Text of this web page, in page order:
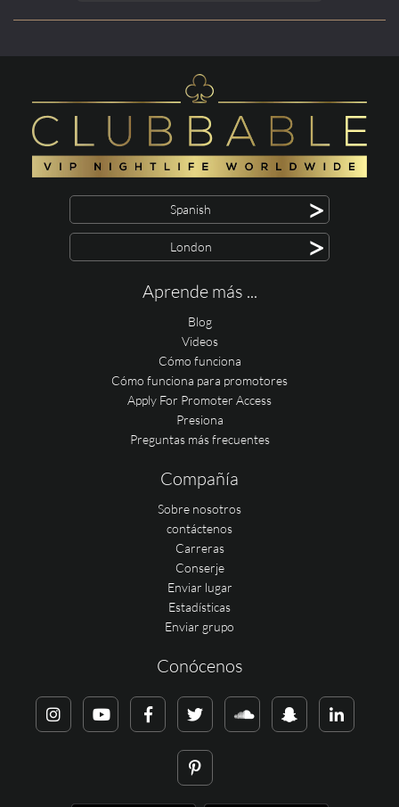
Spanish >
London >
Aprende más ...
Blog
Videos
Cómo funciona
Cómo funciona para promotores
Apply For Promoter Access
Presiona
Preguntas más frecuentes
Compañía
Sobre nosotros
contáctenos
Carreras
Conserje
Enviar lugar
Estadísticas
Enviar grupo
Conócenos